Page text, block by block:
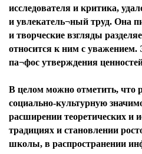
исследователя и критика,
и увлекатель¬ный труд. Она
и творческие взгляды
относится к ним с уважением.
па¬фос утверждения
В целом можно отметить, что
социально-культурную
расширении теоретических и
традициях и становлении
школы, в распространении